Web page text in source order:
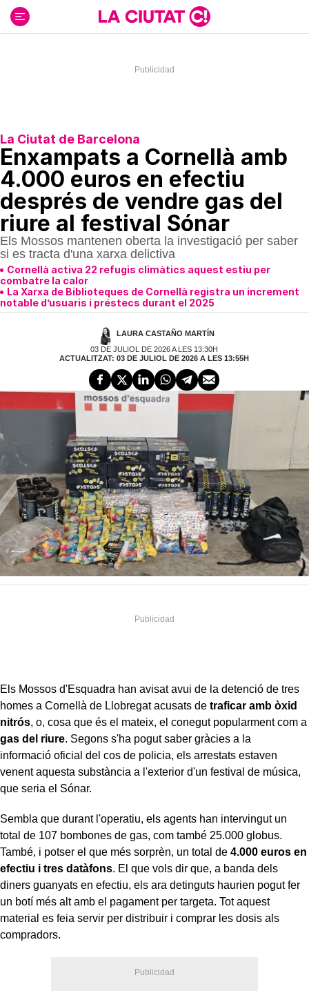
contenido
La Ciutat de Barcelona
Enxampats a Cornellà amb
4.000 euros en efectiu
després de vendre gas del
riure al festival Sónar
Els Mossos mantenen oberta la investigació per saber
si es tracta d'una xarxa delictiva
Cornellà activa 22 refugis climàtics aquest estiu per
combatre la calor
La Xarxa de Biblioteques de Cornellà registra un increment
notable d’usuaris i préstecs durant el 2025
LAURA CASTAÑO MARTÍN
03 DE JULIOL DE 2026 A LES 13:30H
ACTUALITZAT: 03 DE JULIOL DE 2026 A LES 13:55H
Els Mossos d'Esquadra han avisat avui de la detenció de tres
homes a Cornellà de Llobregat acusats de traficar amb òxid
nitrós, o, cosa que és el mateix, el conegut popularment com a
gas del riure. Segons s'ha pogut saber gràcies a la
informació oficial del cos de policia, els arrestats estaven
venent aquesta substància a l'exterior d'un festival de música,
que seria el Sónar.
Sembla que durant l'operatiu, els agents han intervingut un
total de 107 bombones de gas, com també 25.000 globus.
També, i potser el que més sorprèn, un total de 4.000 euros en
efectiu i tres datàfons. El que vols dir que, a banda dels
diners guanyats en efectiu, els ara detinguts haurien pogut fer
un botí més alt amb el pagament per targeta. Tot aquest
material es feia servir per distribuir i comprar les dosis als
compradors.